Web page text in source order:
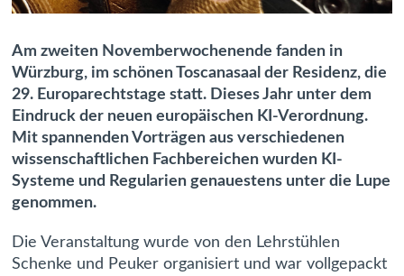
Am zweiten Novemberwochenende fanden in
Würzburg, im schönen Toscanasaal der Residenz, die
29. Europarechtstage statt. Dieses Jahr unter dem
Eindruck der neuen europäischen KI-Verordnung.
Mit spannenden Vorträgen aus verschiedenen
wissenschaftlichen Fachbereichen wurden KI-
Systeme und Regularien genauestens unter die Lupe
genommen.
Die Veranstaltung wurde von den Lehrstühlen
Schenke und Peuker organisiert und war vollgepackt